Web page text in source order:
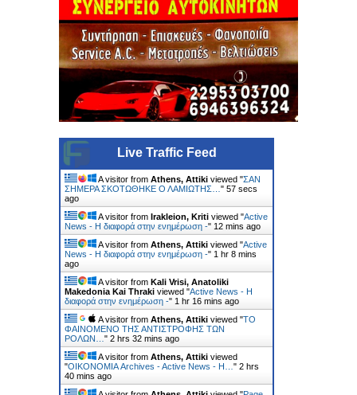
Live Traffic Feed
A visitor from Athens, Attiki viewed "ΣΑΝ
ΣΗΜΕΡΑ ΣΚΟΤΩΘΗΚΕ Ο ΛΑΜΙΩΤΗΣ… " 58 secs
ago
A visitor from Irakleion, Kriti viewed "Active
News - Η διαφορά στην ενημέρωση -" 12 mins ago
A visitor from Athens, Attiki viewed "Active
News - Η διαφορά στην ενημέρωση -" 1 hr 8 mins
ago
A visitor from Kali Vrisi, Anatoliki
Makedonia Kai Thraki viewed "Active News - Η
διαφορά στην ενημέρωση -" 1 hr 16 mins ago
A visitor from Athens, Attiki viewed "ΤΟ
ΦΑΙΝΟΜΕΝΟ ΤΗΣ ΑΝΤΙΣΤΡΟΦΗΣ ΤΩΝ
ΡΟΛΩΝ… " 2 hrs 32 mins ago
A visitor from Athens, Attiki viewed
"ΟΙΚΟΝΟΜΙΑ Archives - Active News - Η… " 2 hrs
40 mins ago